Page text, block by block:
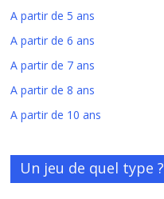
A partir de 5 ans
A partir de 6 ans
A partir de 7 ans
A partir de 8 ans
A partir de 10 ans
Un jeu de quel type ?